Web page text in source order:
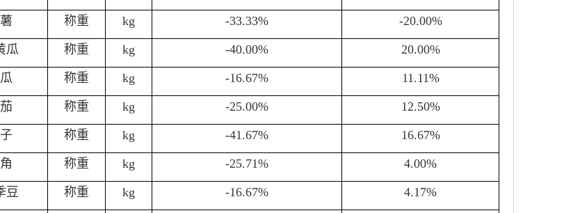
称重 kg -33.33% -20.00%
瓜 称重 kg -40.00% 20.00%
称重 kg -16.67% 11.11%
称重 kg -25.00% 12.50%
称重 kg -41.67% 16.67%
称重 kg -25.71% 4.00%
豆 称重 kg -16.67% 4.17%